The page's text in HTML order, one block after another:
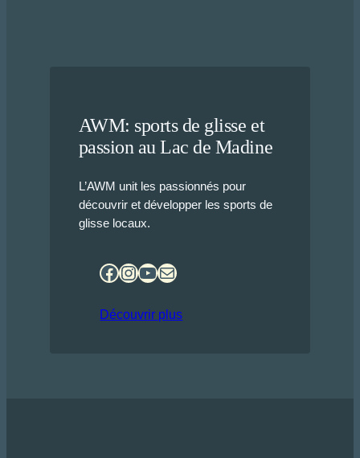
AWM: sports de glisse et
passion au Lac de Madine
L’AWM unit les passionnés pour
découvrir et développer les sports de
glisse locaux.
Facebook InstagramYouTube E-mail
Découvrir plus